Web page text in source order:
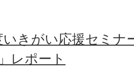
いきがい応援セミナ
レポート